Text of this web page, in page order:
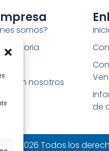
somos?
historia
con nosotros
de
2026 Todos los